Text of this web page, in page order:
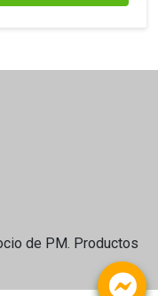
de PM. Productos